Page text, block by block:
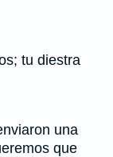
tu diestra
una
que